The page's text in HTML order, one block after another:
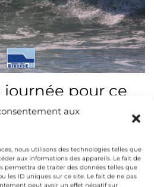
aux
nous utilisons des technologies telles que
aux informations des appareils. Le fait de
permettra de traiter des données telles que
les ID uniques sur ce site. Le fait de ne pas
peut avoir un effet négatif sur
journée pour ce
critérium !
premier critérium. Les
solides 2m30-2m
dans l’hésitation, au